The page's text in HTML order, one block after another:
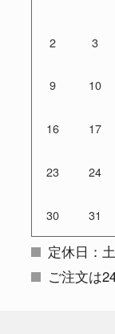
2 3
9 10
16 17
23 24
30 31
定休日：
ご注文は